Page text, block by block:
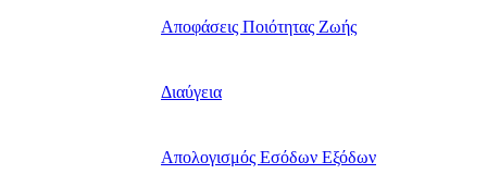
Αποφάσεις Ποιότητας Ζωής
Διαύγεια
Απολογισμός Εσόδων Εξόδων